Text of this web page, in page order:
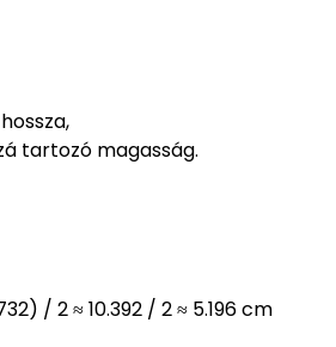
tartozó magasság.
/ 2 ≈ 10.392 / 2 ≈ 5.196 cm